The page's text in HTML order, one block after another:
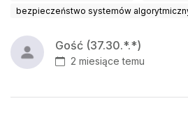
bezpieczeństwo systemów
Gość (37.30.*.*)
2 miesiące temu